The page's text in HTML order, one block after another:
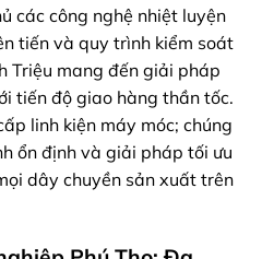
các công nghệ nhiệt luyện
tiến và quy trình kiểm soát
Triệu mang đến giải pháp
tiến độ giao hàng thần tốc.
linh kiện máy móc; chúng
ổn định và giải pháp tối ưu
dây chuyền sản xuất trên